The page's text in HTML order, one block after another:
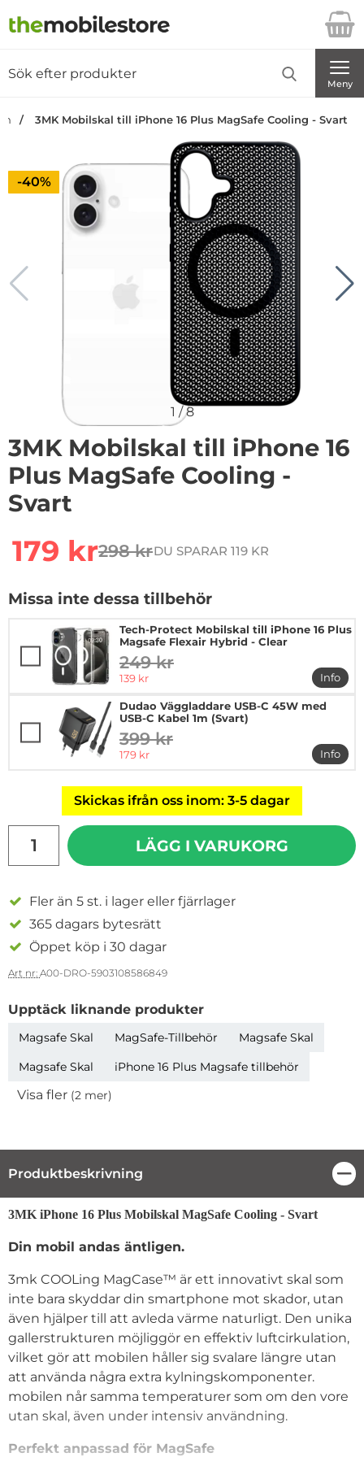
Startsidan för Danira Telecom AB
Meny
3MK Mobilskal till iPhone 16 Plus MagSafe Cooling - Svart
Priset är nedsatt med
-40%
1 /8
3MK Mobilskal till iPhone 16
Plus MagSafe Cooling -
Svart
rea pris
179 krtidigare pris
298 krDU SPARAR 119 KR
Missa inte dessa tillbehör
Tech-Protect Mobilskal till iPhone 16 Plus
Magsafe Flexair Hybrid - Clear
tidigare pris
249 kr
rea pris
139 kr
Info
mer
Dudao Väggladdare USB-C 45W med
USB-C Kabel 1m (Svart)
tidigare pris
399 kr
rea pris
179 kr
Info
mer
Skickas ifrån oss inom: 3-5 dagar
LÄGG I VARUKORG
Fler än 5 st. i lager eller fjärrlager
365 dagars bytesrätt
Öppet köp i 30 dagar
Art nr: A00-DRO-5903108586849
Upptäck liknande produkter
Magsafe Skal MagSafe-Tillbehör
Magsafe Skal
Magsafe Skal
iPhone 16 Plus Magsafe tillbehör
Visa fler (2 mer)
Produktbeskrivning
Produktbeskrivning
3MK iPhone 16 Plus Mobilskal MagSafe Cooling - Svart
Din mobil andas äntligen.
3mk COOLing MagCase™ är ett innovativt skal som
inte bara skyddar din smartphone mot skador, utan
även hjälper till att avleda värme naturligt. Den unika
gallerstrukturen möjliggör en effektiv luftcirkulation,
vilket gör att mobilen håller sig svalare längre utan
att använda några extra kylningskomponenter.
mobilen når samma temperaturer som om den vore
utan skal, även under intensiv användning.
Perfekt anpassad för MagSafe